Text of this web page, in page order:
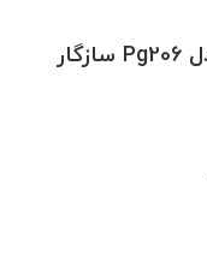
مینی فیگور ددپول آلتیمیت مدل Pg206 سازگار